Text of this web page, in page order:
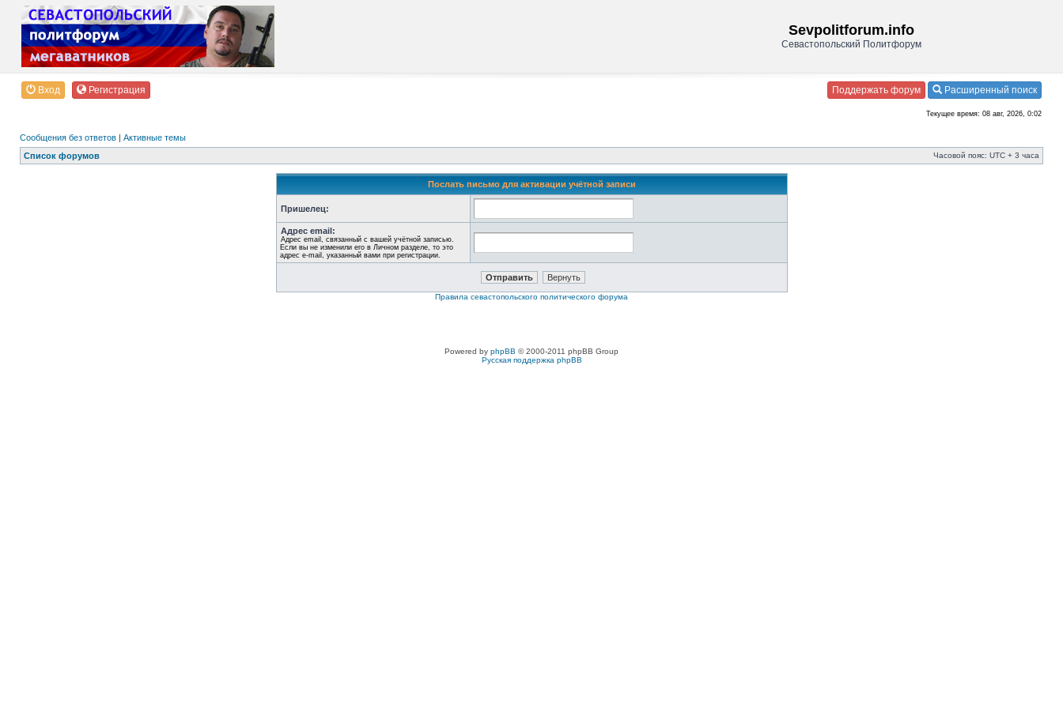
Sevpolitforum.info
Севастопольский Политфорум
Вход Регистрация Поддержать форум Расширенный поиск
Текущее время: 08 авг, 2026, 0:02
Сообщения без ответов | Активные темы
Список форумов
Часовой пояс: UTC + 3 часа
Послать письмо для активации учётной записи
Пришелец:
Адрес email:
Адрес email, связанный с вашей учётной записью.
Если вы не изменили его в Личном разделе, то это
адрес e-mail, указанный вами при регистрации.
Правила севастопольского политического форума
Powered by phpBB © 2000-2011 phpBB Group
Русская поддержка phpBB